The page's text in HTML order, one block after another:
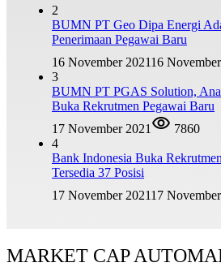
2
BUMN PT Geo Dipa Energi
Penerimaan Pegawai Baru
16 November 202116
3
BUMN PT PGAS Solution,
Buka Rekrutmen Pegawai Baru
17 November 2021
7860
4
Bank Indonesia Buka
Tersedia 37 Posisi
17 November 202117
MARKET CAP